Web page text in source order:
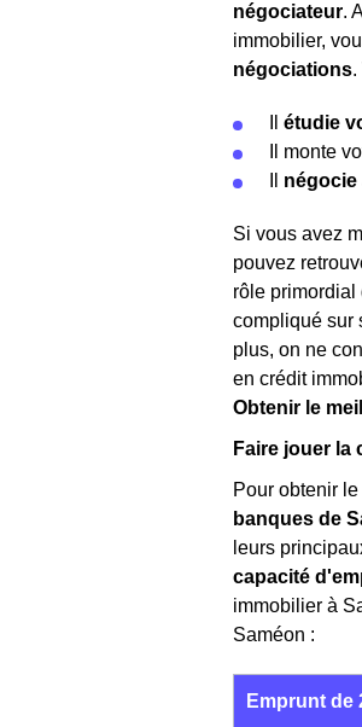
négociateur.
immobilier,
négociations.
étudie
Il monte
négocie
Si vous avez
pouvez
rôle primordial
compliqué sur
plus, on ne
en crédit
Obtenir le
Faire jouer la
Pour obtenir
banques de
leurs
capacité
immobilier à
Saméon :
Emprunt de